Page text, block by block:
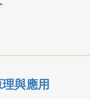
與應用